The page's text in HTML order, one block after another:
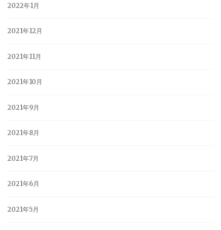
2022年1月
2021年12月
2021年11月
2021年10月
2021年9月
2021年8月
2021年7月
2021年6月
2021年5月